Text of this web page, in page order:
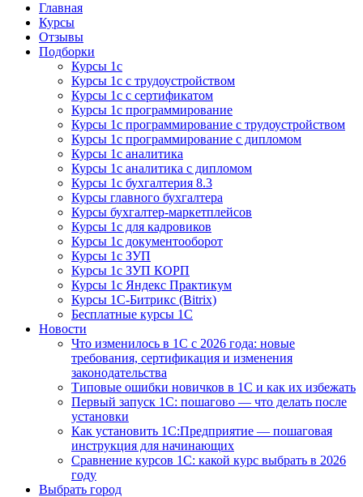
Курсы 1С
Курсы 1С официальная сертификация
Главная
Курсы
Отзывы
Подборки
Курсы 1с
Курсы 1с с трудоустройством
Курсы 1с с сертификатом
Курсы 1с программирование
Курсы 1с программирование с трудоустройством
Курсы 1с программирование с дипломом
Курсы 1с аналитика
Курсы 1с аналитика с дипломом
Курсы 1с бухгалтерия 8.3
Курсы главного бухгалтера
Курсы бухгалтер-маркетплейсов
Курсы 1с для кадровиков
Курсы 1с документооборот
Курсы 1с ЗУП
Курсы 1с ЗУП КОРП
Курсы 1с Яндекс Практикум
Курсы 1С-Битрикс (Bitrix)
Бесплатные курсы 1С
Новости
Что изменилось в 1С с 2026 года: новые
требования, сертификация и изменения
законодательства
Типовые ошибки новичков в 1С и как их избежать
Первый запуск 1С: пошагово — что делать после
установки
Как установить 1С:Предприятие — пошаговая
инструкция для начинающих
Сравнение курсов 1С: какой курс выбрать в 2026
году
Выбрать город